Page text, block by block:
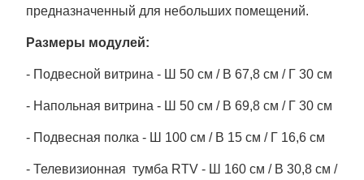
предназначенный для небольших помещений.
Размеры модулей:
- Подвесной витрина - Ш 50 см / В 67,8 см / Г 30 см
- Напольная витрина - Ш 50 см / В 69,8 см / Г 30 см
- Подвесная полка - Ш 100 см / В 15 см / Г 16,6 см
- Телевизионная тумба RTV - Ш 160 см / В 30,8 см /